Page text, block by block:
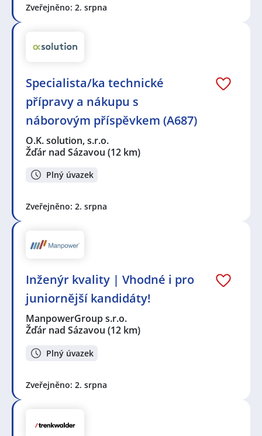
Zveřejněno: 2. srpna
Specialista/ka technické
přípravy a nákupu s
náborovým příspěvkem (A687)
O.K. solution, s.r.o.
Žďár nad Sázavou (12 km)
Plný úvazek
Zveřejněno: 2. srpna
Inženýr kvality | Vhodné i pro
juniornější kandidáty!
ManpowerGroup s.r.o.
Žďár nad Sázavou (12 km)
Plný úvazek
Zveřejněno: 2. srpna